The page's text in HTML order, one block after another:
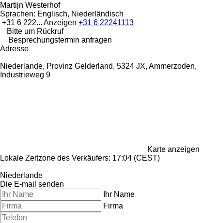
Martijn Westerhof
Sprachen: Englisch, Niederländisch
+31 6 222... Anzeigen +31 6 22241113
Bitte um Rückruf
Besprechungstermin anfragen
Adresse
Niederlande, Provinz Gelderland, 5324 JX, Ammerzoden,
Industrieweg 9
Karte anzeigen
Lokale Zeitzone des Verkäufers: 17:04 (CEST)
Niederlande
Die E-mail senden
Ihr Name
Firma